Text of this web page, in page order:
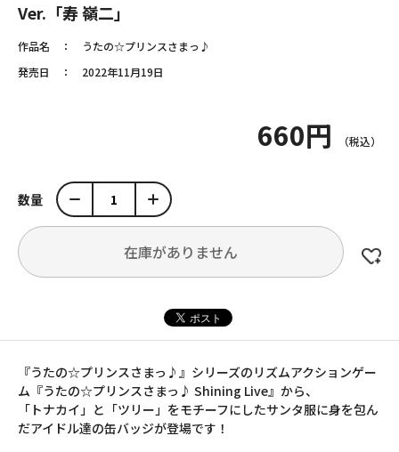
Ver.「寿 嶺二」
作品名
うたの☆プリンスさまっ♪
発売日
2022年11月19日
660円
数量
在庫がありません
『うたの☆プリンスさまっ♪』シリーズのリズムアクションゲー
ム『うたの☆プリンスさまっ♪ Shining Live』から、
「トナカイ」と「ツリー」をモチーフにしたサンタ服に身を包ん
だアイドル達の缶バッジが登場です！